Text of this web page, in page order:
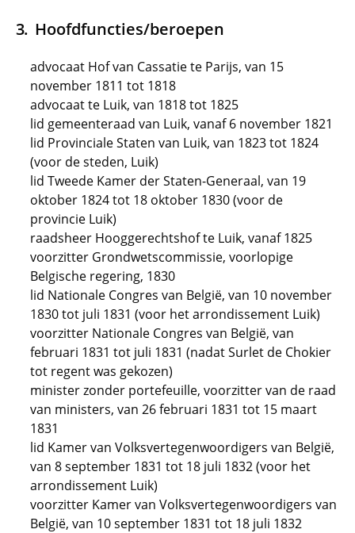
Hoofdfuncties/beroepen
advocaat Hof van Cassatie te Parijs, van 15
november 1811 tot 1818
advocaat te Luik, van 1818 tot 1825
lid gemeenteraad van Luik, vanaf 6 november 1821
lid Provinciale Staten van Luik, van 1823 tot 1824
(voor de steden, Luik)
lid Tweede Kamer der Staten-Generaal, van 19
oktober 1824 tot 18 oktober 1830 (voor de
provincie Luik)
raadsheer Hooggerechtshof te Luik, vanaf 1825
voorzitter Grondwetscommissie, voorlopige
Belgische regering, 1830
lid Nationale Congres van België, van 10 november
1830 tot juli 1831 (voor het arrondissement Luik)
voorzitter Nationale Congres van België, van
februari 1831 tot juli 1831 (nadat Surlet de Chokier
tot regent was gekozen)
minister zonder portefeuille, voorzitter van de raad
van ministers, van 26 februari 1831 tot 15 maart
1831
lid Kamer van Volksvertegenwoordigers van België,
van 8 september 1831 tot 18 juli 1832 (voor het
arrondissement Luik)
voorzitter Kamer van Volksvertegenwoordigers van
België, van 10 september 1831 tot 18 juli 1832